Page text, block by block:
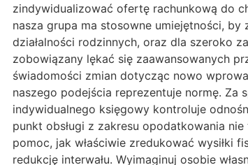
zindywidualizować ofertę rachunkową do
nasza grupa ma stosowne umiejętności,
działalności rodzinnych, oraz dla szeroko
zobowiązany lękać się zaawansowanych
świadomości zmian dotycząc nowo
naszego podejścia reprezentuje normę.
indywidualnego księgowy kontroluje
punkt obsługi z zakresu opodatkowania
pomoc, jak właściwie zredukować wysiłki
redukcję interwału. Wyimaginuj osobie